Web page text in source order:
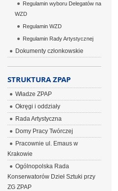
Regulamin wyboru Delegatów na
WZD
Regulamin WZD
Regulamin Rady Artystycznej
Dokumenty członkowskie
STRUKTURA ZPAP
Władze ZPAP
Okręgi i oddziały
Rada Artystyczna
Domy Pracy Twórczej
Pracownie ul. Emaus w
Krakowie
Ogólnopolska Rada
Konserwatorów Dzieł Sztuki przy
ZG ZPAP